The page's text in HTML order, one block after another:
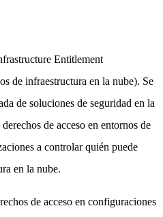
Entitlement
de infraestructura en la nube). Se
de soluciones de seguridad en la
de acceso en entornos de
a controlar quién puede
en la nube.
de acceso en configuraciones